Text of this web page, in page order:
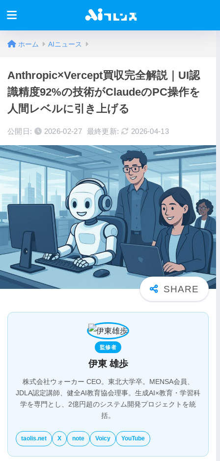
ホーム AIニュース
Anthropic×Vercept買収完全解説｜UI認
識精度92%の技術がClaudeのPC操作を
人間レベルに引き上げる
公開日: 2026-02-27 最終更新: 2026-04-13
監修者
伊東 雄歩
株式会社ウォーカー CEO。東北大学卒。MENSA会員、
JDLA認定講師、健全AI教育協会理事。生成AI×教育・学習科
学を専門とし、2億円超のシステム開発プロジェクトを統
括。
taolis.net X note Voicy YouTube